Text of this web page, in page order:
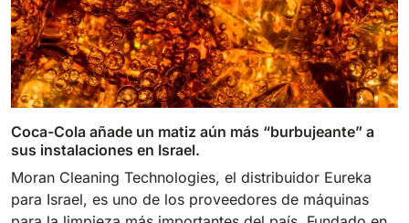
Coca-Cola añade un matiz aún más “burbujeante” a
sus instalaciones en Israel.
Moran Cleaning Technologies, el distribuidor Eureka
para Israel, es uno de los proveedores de máquinas